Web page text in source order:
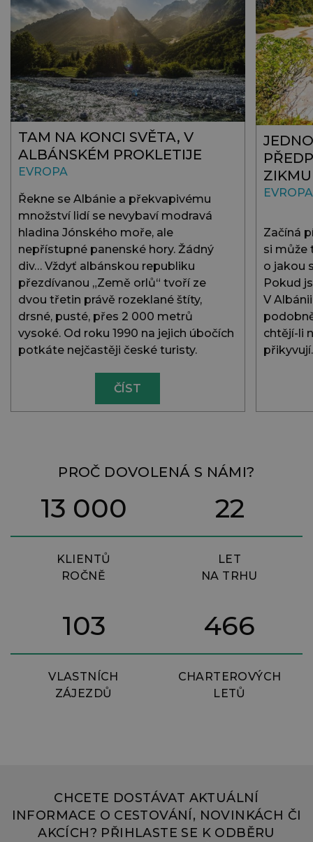
TAM NA KONCI SVĚTA, V
ALBÁNSKÉM PROKLETIJE
EVROPA
Řekne se Albánie a překvapivému
množství lidí se nevybaví modravá
hladina Jónského moře, ale
nepřístupné panenské hory. Žádný
div… Vždyť albánskou republiku
přezdívanou „Země orlů“ tvoří ze
dvou třetin právě rozeklané štíty,
drsné, pusté, přes 2 000 metrů
vysoké. Od roku 1990 na jejich úbočích
potkáte nejčastěji české turisty.
ČÍST
EVROPA
Začíná
si může
o jakou
Pokud
V
chtějí-li
PROČ DOVOLENÁ S NÁMI?
KLIENTŮ
ROČNĚ
13 000
LET
NA TRHU
22
VLASTNÍCH
ZÁJEZDŮ
103
CHARTEROVÝCH
LETŮ
466
CHCETE DOSTÁVAT AKTUÁLNÍ
INFORMACE O CESTOVÁNÍ, NOVINKÁCH ČI
AKCÍCH? PŘIHLASTE SE K ODBĚRU